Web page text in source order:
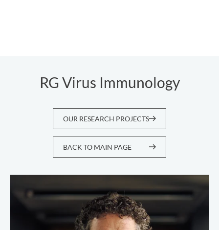
RG Virus Immunology
OUR RESEARCH PROJECTS
BACK TO MAIN PAGE